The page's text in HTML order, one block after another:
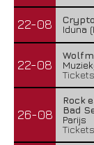
22-08
Iduna
22-08
Tickets
26-08
Rock
Bad
Parijs
Tickets